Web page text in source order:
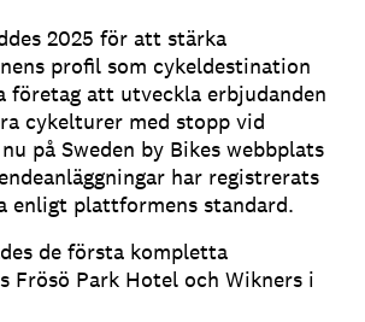
2025 för att stärka
profil som cykeldestination
företag att utveckla erbjudanden
cykelturer med stopp vid
på Sweden by Bikes webbplats
har registrerats
enligt plattformens standard.
de första kompletta
Frösö Park Hotel och Wikners i